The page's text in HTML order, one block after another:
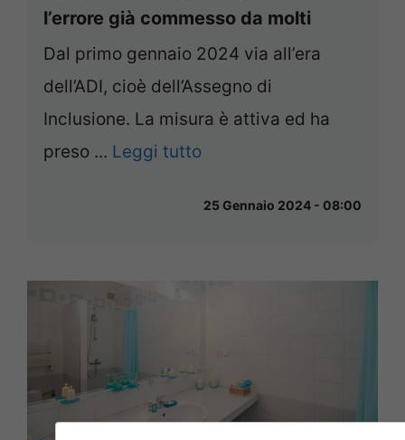
l’errore già commesso da molti
Dal primo gennaio 2024 via all’era
dell’ADI, cioè dell’Assegno di
Inclusione. La misura è attiva ed ha
preso ... Leggi tutto
25 Gennaio 2024 - 08:00